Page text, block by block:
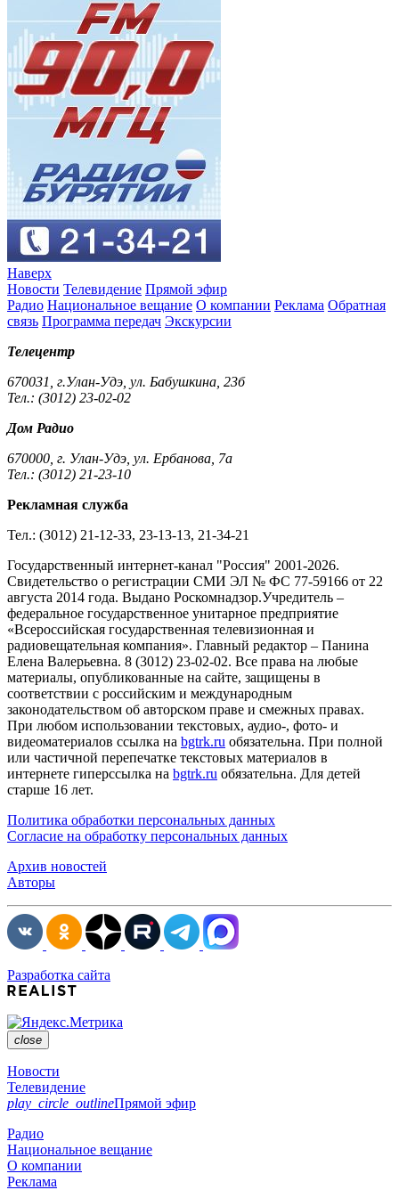
Наверх
Новости Телевидение Прямой эфир
Радио Национальное вещание О компании Реклама Обратная
связь Программа передач Экскурсии
Телецентр
670031, г.Улан-Удэ, ул. Бабушкина, 23б
Тел.: (3012) 23-02-02
Дом Радио
670000, г. Улан-Удэ, ул. Ербанова, 7а
Тел.: (3012) 21-23-10
Рекламная служба
Тел.: (3012) 21-12-33, 23-13-13, 21-34-21
Государственный интернет-канал "Россия" 2001-2026.
Cвидетельство о регистрации СМИ ЭЛ № ФС 77-59166 от 22
августа 2014 года. Выдано Роскомнадзор.Учредитель –
федеральное государственное унитарное предприятие
«Всероссийская государственная телевизионная и
радиовещательная компания». Главный редактор – Панина
Елена Валерьевна. 8 (3012) 23-02-02. Все права на любые
материалы, опубликованные на сайте, защищены в
соответствии с российским и международным
законодательством об авторском праве и смежных правах.
При любом использовании текстовых, аудио-, фото- и
видеоматериалов ссылка на bgtrk.ru обязательна. При полной
или частичной перепечатке текстовых материалов в
интернете гиперссылка на bgtrk.ru обязательна. Для детей
старше 16 лет.
Политика обработки персональных данных
Согласие на обработку персональных данных
Архив новостей
Авторы
Разработка сайта
close
Новости
Телевидение
play_circle_outlineПрямой эфир
Радио
Национальное вещание
О компании
Реклама